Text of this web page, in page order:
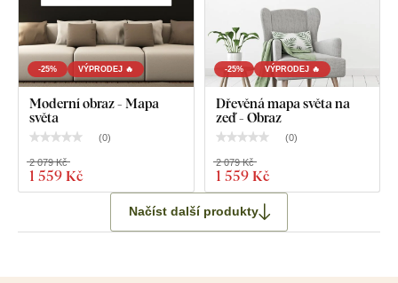
-25% VÝPRODEJ 🔥
Moderní obraz - Mapa
světa
(0)
1 559 Kč
2 079 Kč
-25% VÝPRODEJ 🔥
Dřevěná mapa světa na
zeď - Obraz
(0)
1 559 Kč
2 079 Kč
Načíst další produkty